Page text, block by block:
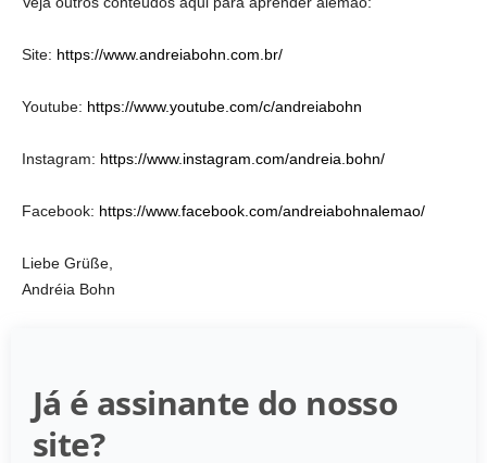
Site: https://www.andreiabohn.com.br/
Youtube: https://www.youtube.com/c/andreiabohn
Instagram: https://www.instagram.com/andreia.bohn/
Facebook: https://www.facebook.com/andreiabohnalemao/
Liebe Grüße,
Andréia Bohn
Já é assinante do nosso
site?